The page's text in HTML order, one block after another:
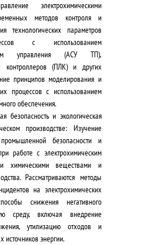
электрохимическими
методов контроля и
технологических параметров
с использованием
управления (АСУ ТП),
контроллеров (ПЛК) и других
принципов моделирования и
процессов с использованием
обеспечения.
безопасность и экологическая
производстве: Изучение
безопасности и
работе с электрохимическим
химическими веществами и
Рассматриваются методы
на электрохимических
снижения негативного
среду, включая внедрение
утилизацию отходов и
источников энергии.